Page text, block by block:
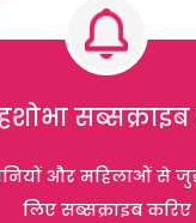
और महिलाओं से
लिए सब्सक्राइब करिए